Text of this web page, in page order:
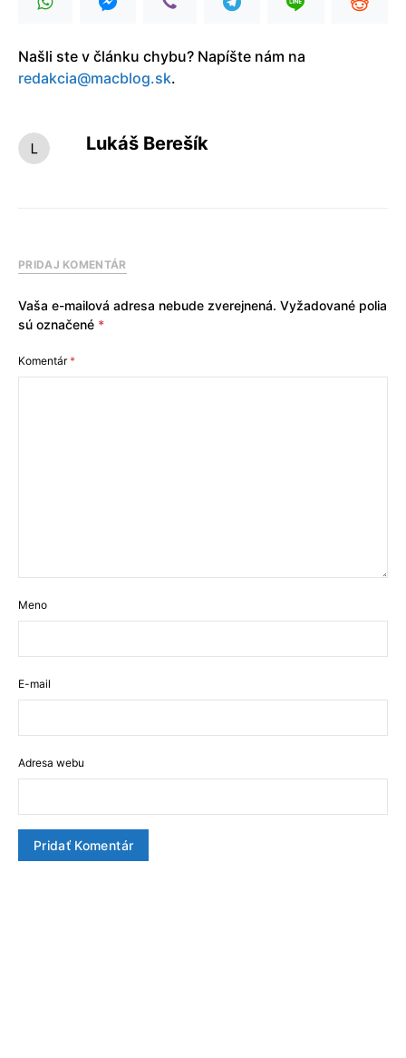
Našli ste v článku chybu? Napíšte nám na
redakcia@macblog.sk.
Lukáš Berešík
PRIDAJ KOMENTÁR
Vaša e-mailová adresa nebude zverejnená. Vyžadované polia
sú označené *
Komentár*
Meno
E-mail
Adresa webu